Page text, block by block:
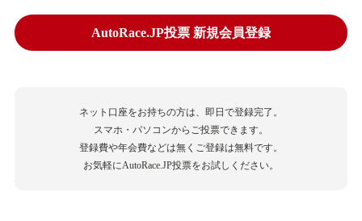
AutoRace.JP投票 新規会員登録
ネット口座をお持ちの方は、即日で登録完了。
スマホ・パソコンからご投票できます。
登録費や年会費などは無くご登録は無料です。
お気軽にAutoRace.JP投票をお試しください。